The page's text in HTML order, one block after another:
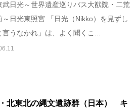
武日光～世界遺産巡りバス大猷院・二荒
～日光東照宮 「日光（Nikko）を見ずし
言うなかれ」は、よく聞くこ...
北東北の縄文遺跡群（日本） キ